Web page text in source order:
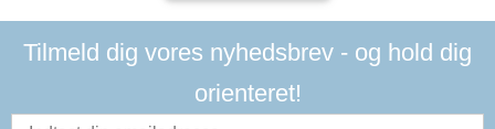
Tilmeld dig vores nyhedsbrev - og hold dig
orienteret!